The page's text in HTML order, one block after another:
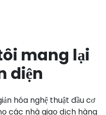
mang lại
diện
hóa nghệ thuật đầu cơ
các nhà giao dịch hàng